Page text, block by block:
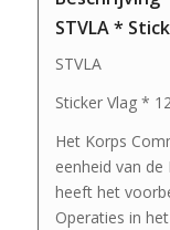
STVLA *
STVLA
Sticker Vlag *
Het Korps
eenheid van
heeft het
Operaties in